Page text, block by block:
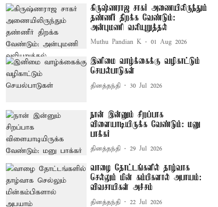
கிருஷ்ணராஜ சாகர் அணையிலிருந்தும்
தண்ணீர் திறக்க வேண்டும்:
அன்புமணி வலியுறுத்தல்
Muthu Pandian K 01 Aug 2026
இனிமை வாழ்க்கைக்கு வழிகாட்டும்
செயல்பாடுகள்
தினத்தந்தி 30 Jul 2026
நான் இன்னும் சிறப்பாக
விளையாடியிருக்க வேண்டும்: மனு
பாக்கர்
தினத்தந்தி 29 Jul 2026
வாழை தோட்டங்களில் தாழ்வாக
செல்லும் மின் கம்பிகளால் அபாயம்:
விவசாயிகள் அச்சம்
தினத்தந்தி 22 Jul 2026